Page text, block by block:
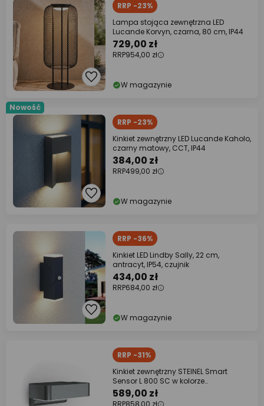
RRP -23%
Lampa stojąca zewnętrzna LED
Lucande Korvyn, czarna, 80 cm, IP44
729,00 zł
RRP954,00 zł
W magazynie
Nowość
RRP -23%
Kinkiet zewnętrzny LED Lucande Kaholo,
czarny matowy, CCT, IP44
384,00 zł
RRP499,00 zł
W magazynie
RRP -36%
Kinkiet LED Lindby Sally, 22 cm,
antracyt, IP54, czujnik
434,00 zł
RRP684,00 zł
W magazynie
RRP -31%
Kinkiet zewnętrzny STEINEL Smart
Sensor L 800 SC w kolorze
antracytowym
589,00 zł
RRP858,00 zł